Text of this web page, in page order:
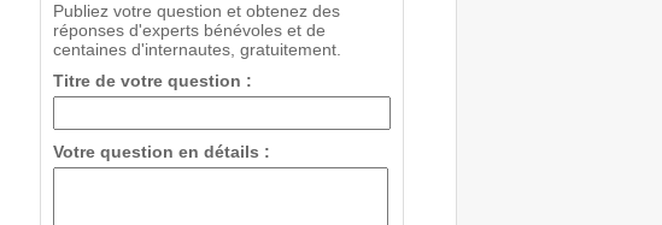
Publiez votre question et obtenez des
réponses d'experts bénévoles et de
centaines d'internautes, gratuitement.
Titre de votre question :
Votre question en détails :